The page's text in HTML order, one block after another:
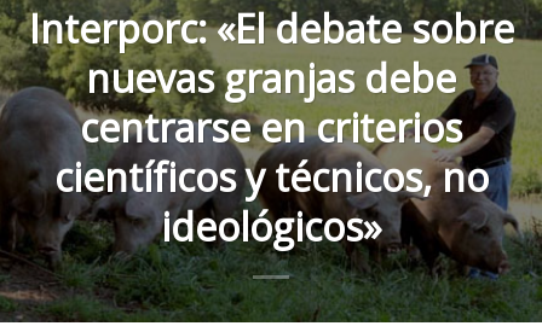
Interporc: «El debate sobre
nuevas granjas debe
centrarse en criterios
científicos y técnicos, no
ideológicos»